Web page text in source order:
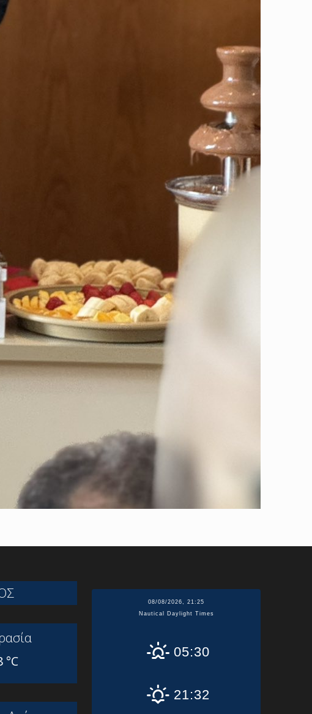
°C
08/08/2026, 21:25
Nautical Daylight Times
05:30
21:32